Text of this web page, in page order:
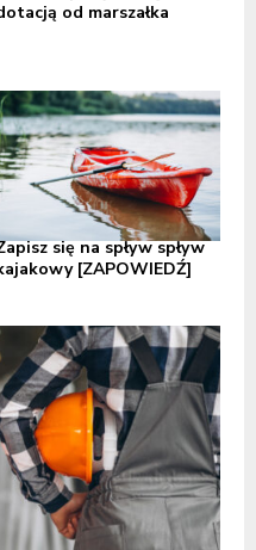
od marszałka
się na spływ spływ
[ZAPOWIEDŹ]